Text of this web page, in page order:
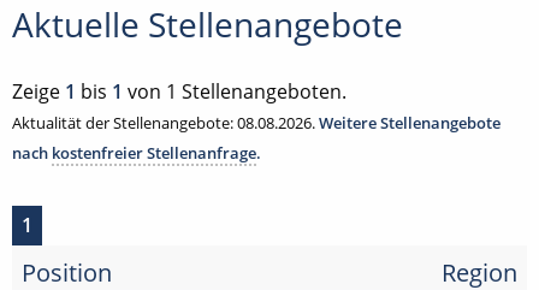
Aktuelle Stellenangebote
Zeige 1 bis 1 von 1 Stellenangeboten.
Aktualität der Stellenangebote: 08.08.2026.Weitere Stellenangebote
nach kostenfreier Stellenanfrage.
1
Position Region